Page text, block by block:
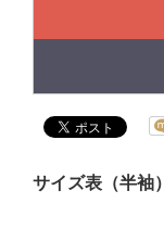
サイズ表（半袖）